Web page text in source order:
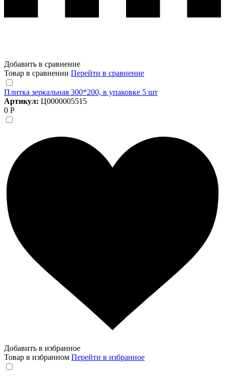
Добавить в сравнение
Товар в сравнении Перейти в сравнение
Плитка зеркальная 300*200, в упаковке 5 шт
Артикул: Ц0000005515
0 Р
Добавить в избранное
Товар в избранном Перейти в избранное